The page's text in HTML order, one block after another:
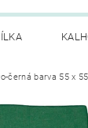
KUKLY
černá barva 55 x